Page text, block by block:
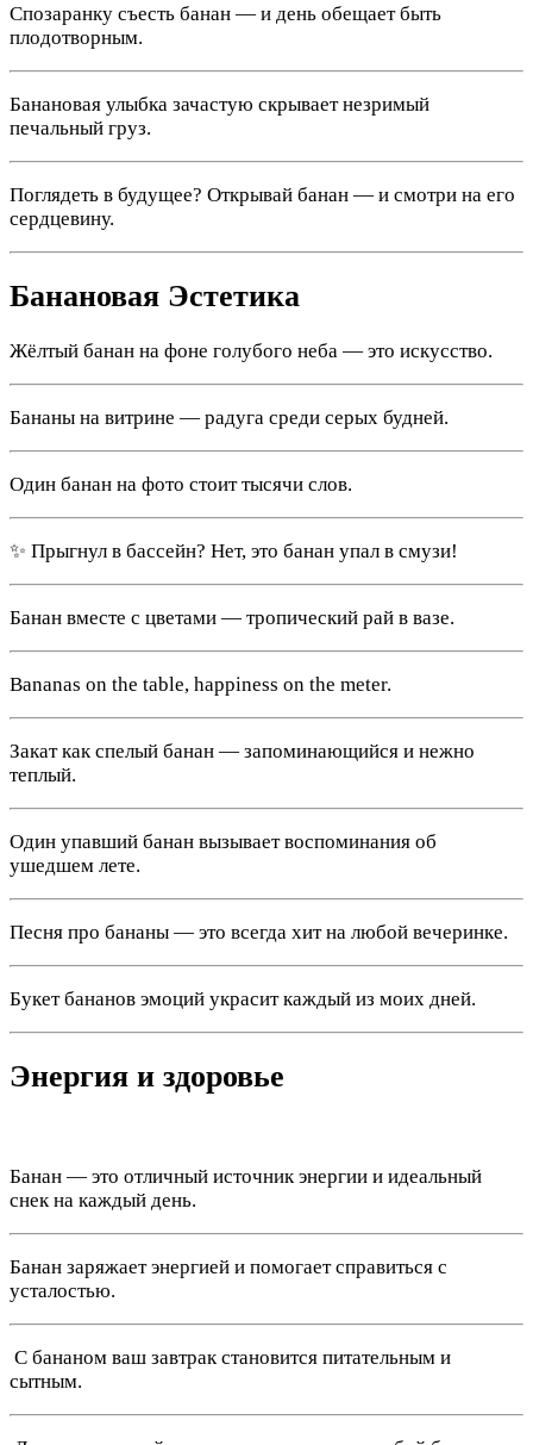
Спозаранку съесть банан — и день обещает быть
плодотворным.
Банановая улыбка зачастую скрывает незримый
печальный груз.
Поглядеть в будущее? Открывай банан — и смотри на его
сердцевину.
Банановая Эстетика
Жёлтый банан на фоне голубого неба — это искусство.
Бананы на витрине — радуга среди серых будней.
Один банан на фото стоит тысячи слов.
✨ Прыгнул в бассейн? Нет, это банан упал в смузи!
Банан вместе с цветами — тропический рай в вазе.
Bananas on the table, happiness on the meter.
Закат как спелый банан — запоминающийся и нежно
теплый.
Один упавший банан вызывает воспоминания об
ушедшем лете.
Песня про бананы — это всегда хит на любой вечеринке.
Букет бананов эмоций украсит каждый из моих дней.
Энергия и здоровье
Банан — это отличный источник энергии и идеальный
снек на каждый день.
Банан заряжает энергией и помогает справиться с
усталостью.
️ С бананом ваш завтрак становится питательным и
сытным.